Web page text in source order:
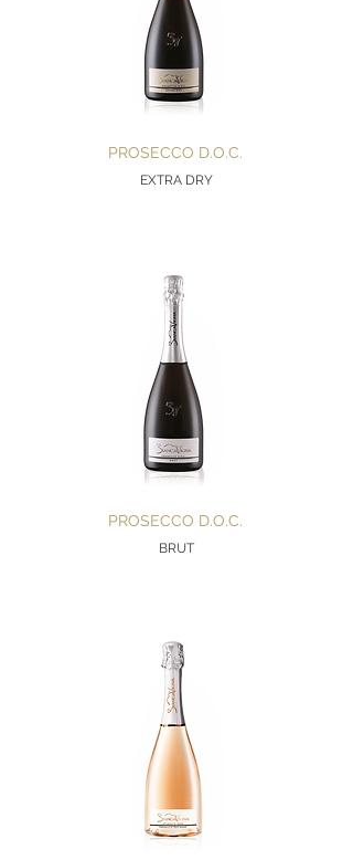
PROSECCO D.O.C.
EXTRA DRY
PROSECCO D.O.C.
BRUT